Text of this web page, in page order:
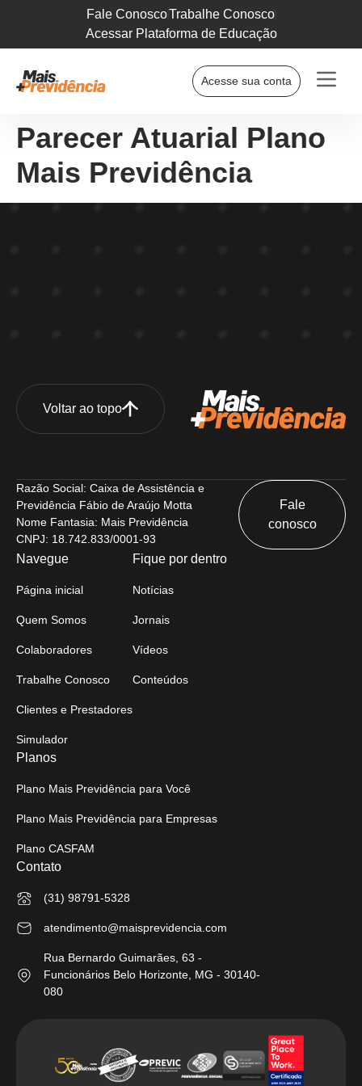
Fale ConoscoTrabalhe Conosco
Acessar Plataforma de Educação
Acesse sua conta
Parecer Atuarial Plano
Mais Previdência
Voltar ao topo
Razão Social: Caixa de Assistência e
Previdência Fábio de Araújo Motta
Nome Fantasia: Mais Previdência
CNPJ: 18.742.833/0001-93
Fale
conosco
Navegue
Página inicial
Quem Somos
Colaboradores
Trabalhe Conosco
Clientes e Prestadores
Simulador
Fique por dentro
Notícias
Jornais
Vídeos
Conteúdos
Planos
Plano Mais Previdência para Você
Plano Mais Previdência para Empresas
Plano CASFAM
Contato
(31) 98791-5328
atendimento@maisprevidencia.com
Rua Bernardo Guimarães, 63 -
Funcionários Belo Horizonte, MG - 30140-
080